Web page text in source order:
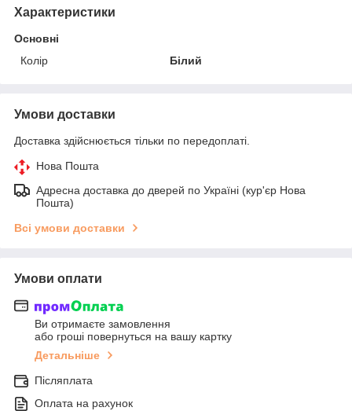
Характеристики
Основні
Колір
Білий
Умови доставки
Доставка здійснюється тільки по передоплаті.
Нова Пошта
Адресна доставка до дверей по Україні (кур'єр Нова
Пошта)
Всі умови доставки
Умови оплати
Ви отримаєте замовлення
або гроші повернуться на вашу картку
Детальніше
Післяплата
Оплата на рахунок